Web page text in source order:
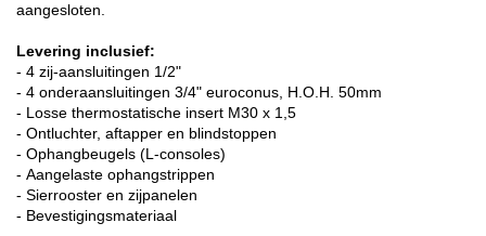
aangesloten.
Levering inclusief:
- 4 zij-aansluitingen 1/2"
- 4 onderaansluitingen 3/4" euroconus, H.O.H. 50mm
- Losse thermostatische insert M30 x 1,5
- Ontluchter, aftapper en blindstoppen
- Ophangbeugels (L-consoles)
- Aangelaste ophangstrippen
- Sierrooster en zijpanelen
- Bevestigingsmateriaal